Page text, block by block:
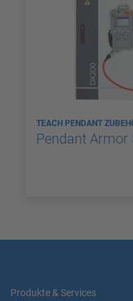
TEACH PENDANT
Pendant Armor
Produkte & Services